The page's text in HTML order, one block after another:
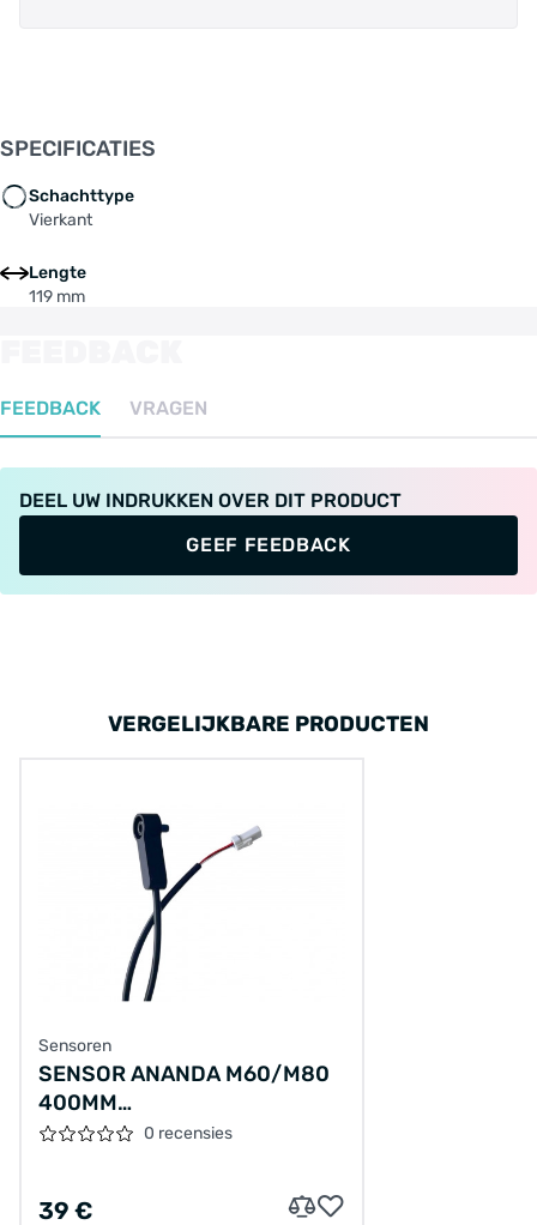
SPECIFICATIES
Schachttype
Vierkant
Lengte
119 mm
FEEDBACK VRAGEN
DEEL UW INDRUKKEN OVER DIT PRODUCT
GEEF FEEDBACK
VERGELIJKBARE PRODUCTEN
Sensoren
SENSOR ANANDA M60/M80
400MM
*IMPACT/ADVENTURE
0 recensies
39 €